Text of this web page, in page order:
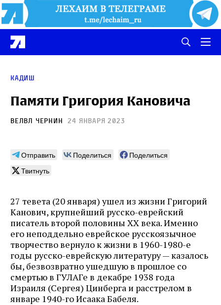
Кадиш
Памяти Григория Кановича
Велвл Чернин 24 января 2023
Отправить Поделиться
Поделиться
Твитнуть
27 тевета (20 января) ушел из жизни Григорий
Канович, крупнейший русско-еврейский
писатель второй половины ХХ века. Именно
его неподдельно еврейское русскоязычное
творчество вернуло к жизни в 1960-1980-е
годы русско-еврейскую литературу — казалось
бы, безвозвратно ушедшую в прошлое со
смертью в ГУЛАГе в декабре 1938 года
Израиля (Сергея) Цинберга и расстрелом в
январе 1940-го Исаака Бабеля.